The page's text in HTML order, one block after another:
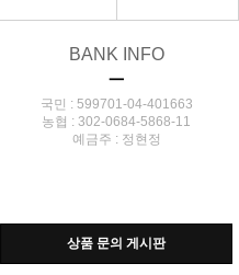
BANK INFO
ㅡ
국민 : 599701-04-401663
농협 : 302-0684-5868-11
예금주 : 정현정
상품 문의 게시판